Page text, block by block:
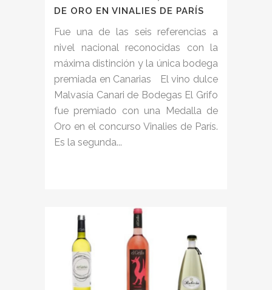
DE ORO EN VINALIES DE PARÍS
Fue una de las seis referencias a
nivel nacional reconocidas con la
máxima distinción y la única bodega
premiada en Canarias El vino dulce
Malvasía Canari de Bodegas El Grifo
fue premiado con una Medalla de
Oro en el concurso Vinalies de París.
Es la segunda...